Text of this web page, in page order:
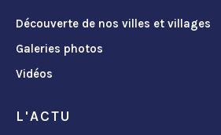
Découverte de nos villes et villages
Galeries photos
Vidéos
L'ACTU